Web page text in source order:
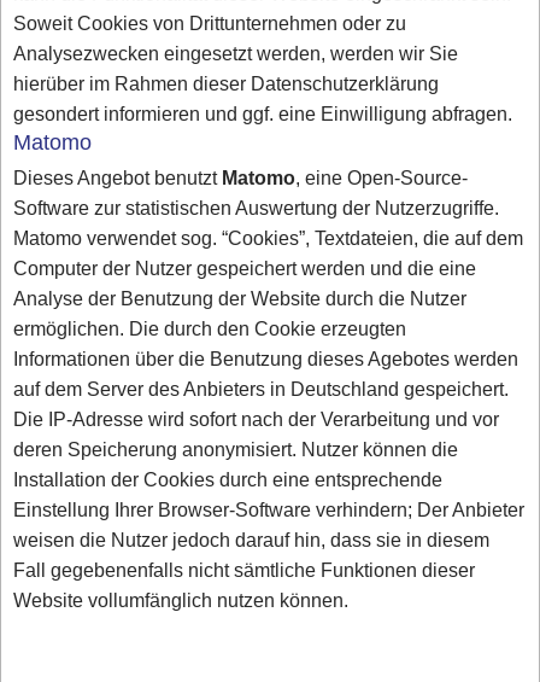
Soweit Cookies von Drittunternehmen oder zu
Analysezwecken eingesetzt werden, werden wir Sie
hierüber im Rahmen dieser Datenschutzerklärung
gesondert informieren und ggf. eine Einwilligung abfragen.
Matomo
Dieses Angebot benutztMatomo, eine Open-Source-
Software zur statistischen Auswertung der Nutzerzugriffe.
Matomo verwendet sog. “Cookies”, Textdateien, die auf dem
Computer der Nutzer gespeichert werden und die eine
Analyse der Benutzung der Website durch die Nutzer
ermöglichen. Die durch den Cookie erzeugten
Informationen über die Benutzung dieses Agebotes werden
auf dem Server des Anbieters in Deutschland gespeichert.
Die IP-Adresse wird sofort nach der Verarbeitung und vor
deren Speicherung anonymisiert. Nutzer können die
Installation der Cookies durch eine entsprechende
Einstellung Ihrer Browser-Software verhindern; Der Anbieter
weisen die Nutzer jedoch darauf hin, dass sie in diesem
Fall gegebenenfalls nicht sämtliche Funktionen dieser
Website vollumfänglich nutzen können.